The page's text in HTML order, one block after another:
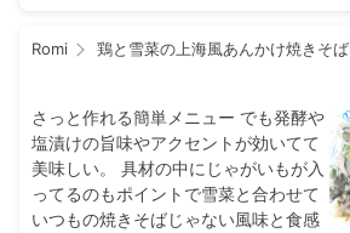
成功しました。 カルボナーラは人肌の
ぬるいパスタなので…の動画のシェフ
ていたことにも気付けました。
Romi 鶏と雪菜の上海風あんかけ焼きそば
さっと作れる簡単メニュー でも発酵や
塩漬けの旨味やアクセントが効いてて
美味しい。 具材の中にじゃがいもが入
ってるのもポイントで雪菜と合わせて
いつもの焼きそばじゃない風味と食感